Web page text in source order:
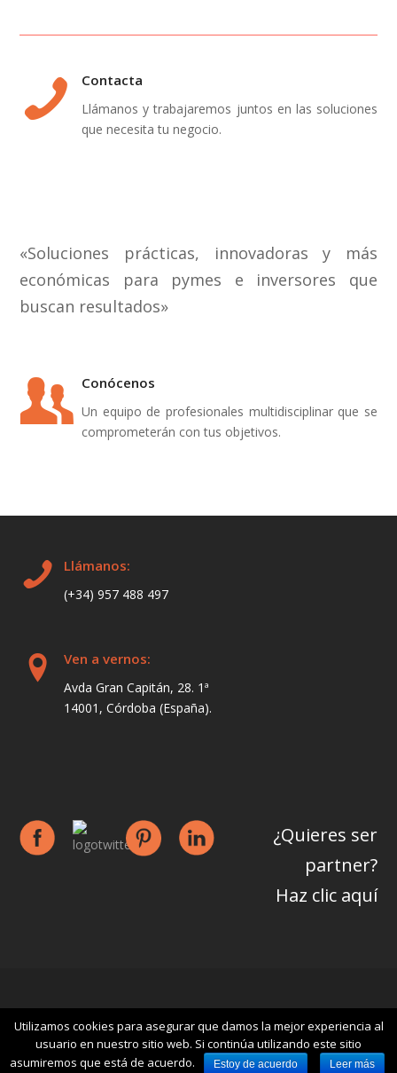
Contacta
Llámanos y trabajaremos juntos en las soluciones
que necesita tu negocio.
«Soluciones prácticas, innovadoras y más
económicas para pymes e inversores que
buscan resultados»
Conócenos
Un equipo de profesionales multidisciplinar que se
comprometerán con tus objetivos.
Llámanos:
(+34) 957 488 497
Ven a vernos:
Avda Gran Capitán, 28. 1ª
14001, Córdoba (España).
¿Quieres ser
partner?
Haz clic aquí
CopyrightECONLAB 2017 ®- All Rights Reserved
Utilizamos cookies para asegurar que damos la mejor experiencia al
usuario en nuestro sitio web. Si continúa utilizando este sitio
asumiremos que está de acuerdo.
Estoy de acuerdo Leer más